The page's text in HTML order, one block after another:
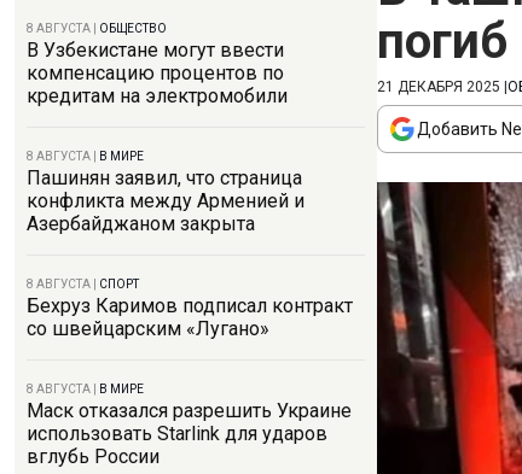
8 АВГУСТА ОБЩЕСТВО
В Узбекистане могут ввести
компенсацию процентов по
кредитам на электромобили
8 АВГУСТА В МИРЕ
Пашинян заявил, что страница
конфликта между Арменией и
Азербайджаном закрыта
8 АВГУСТА СПОРТ
Бехруз Каримов подписал контракт
со швейцарским «Лугано»
8 АВГУСТА В МИРЕ
Маск отказался разрешить Украине
использовать Starlink для ударов
вглубь России
21 ДЕКАБРЯ 2025
Добавить